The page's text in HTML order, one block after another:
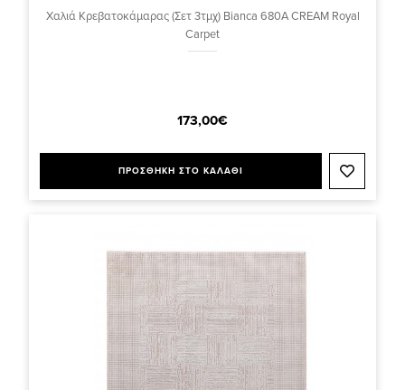
Χαλιά Κρεβατοκάμαρας (Σετ 3τμχ) Bianca 680A CREAM Royal
Carpet
173,00€
ΠΡΟΣΘΗΚΗ ΣΤΟ ΚΑΛΑΘΙ